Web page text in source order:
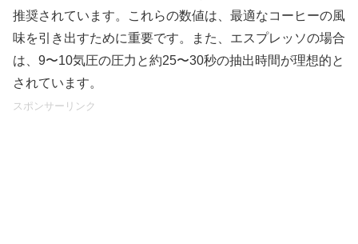
推奨されています。これらの数値は、最適なコーヒーの風
味を引き出すために重要です。また、エスプレッソの場合
は、9〜10気圧の圧力と約25〜30秒の抽出時間が理想的と
されています。
スポンサーリンク